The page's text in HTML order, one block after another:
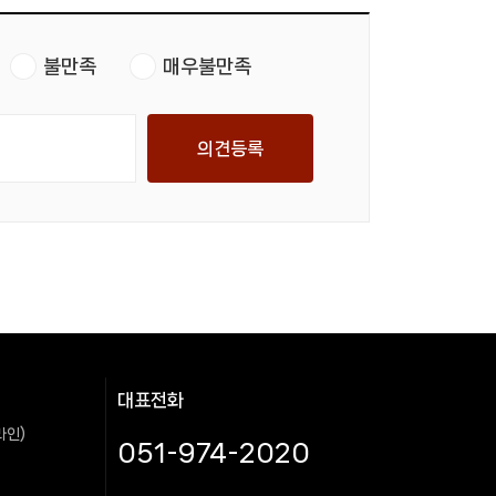
불만족 매우불만족
의견등록
인)
대표전화
051-974-2020